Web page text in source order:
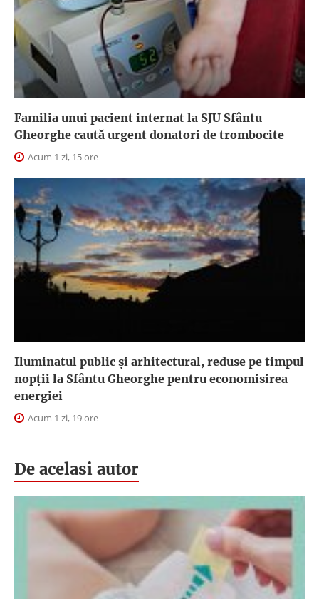
Familia unui pacient internat la SJU Sfântu
Gheorghe caută urgent donatori de trombocite
Acum 1 zi, 15 ore
Iluminatul public şi arhitectural, reduse pe timpul
nopţii la Sfântu Gheorghe pentru economisirea
energiei
Acum 1 zi, 19 ore
De acelasi autor